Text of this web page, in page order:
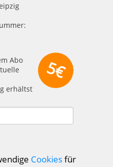
5€
Abo
erhältst
Cookiesfür